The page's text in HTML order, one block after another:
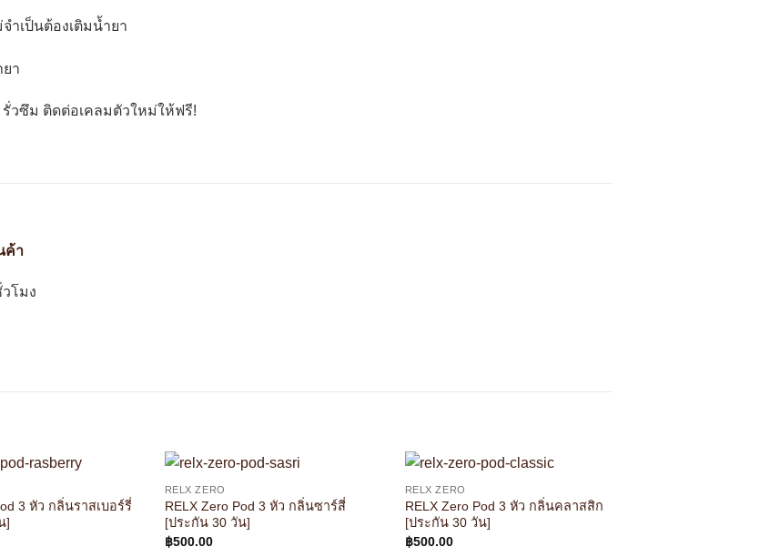
ำเป็นต้องเติมน้ำยา
า
ซึม ติดต่อเคลมตัวใหม่ให้ฟรี!
ค้า
โมง
3 หัว กลิ่นราสเบอร์รี่
]
RELX ZERO
RELX Zero Pod 3 หัว กลิ่นซาร์สี่
[ประกัน 30 วัน]
฿500.00
RELX ZERO
RELX Zero Pod 3 หัว กลิ่นคลาสสิก
[ประกัน 30 วัน]
฿500.00